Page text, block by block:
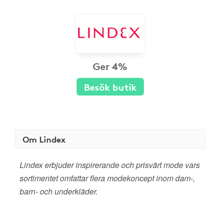
Ger 4%
Besök butik
Om Lindex
Lindex erbjuder inspirerande och prisvärt mode vars
sortimentet omfattar flera modekoncept inom dam-,
barn- och underkläder.